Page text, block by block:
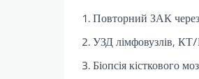
Повторний ЗАК
УЗД лімфовузлів,
Біопсія кісткового